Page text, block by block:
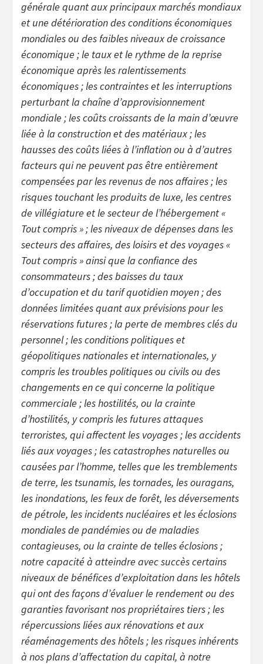
générale quant aux principaux marchés mondiaux
et une détérioration des conditions économiques
mondiales ou des faibles niveaux de croissance
économique ; le taux et le rythme de la reprise
économique après les ralentissements
économiques ; les contraintes et les interruptions
perturbant la chaîne d’approvisionnement
mondiale ; les coûts croissants de la main d’œuvre
liée à la construction et des matériaux ; les
hausses des coûts liées à l’inflation ou à d’autres
facteurs qui ne peuvent pas être entièrement
compensées par les revenus de nos affaires ; les
risques touchant les produits de luxe, les centres
de villégiature et le secteur de l’hébergement «
Tout compris » ; les niveaux de dépenses dans les
secteurs des affaires, des loisirs et des voyages «
Tout compris » ainsi que la confiance des
consommateurs ; des baisses du taux
d’occupation et du tarif quotidien moyen ; des
données limitées quant aux prévisions pour les
réservations futures ; la perte de membres clés du
personnel ; les conditions politiques et
géopolitiques nationales et internationales, y
compris les troubles politiques ou civils ou des
changements en ce qui concerne la politique
commerciale ; les hostilités, ou la crainte
d’hostilités, y compris les futures attaques
terroristes, qui affectent les voyages ; les accidents
liés aux voyages ; les catastrophes naturelles ou
causées par l’homme, telles que les tremblements
de terre, les tsunamis, les tornades, les ouragans,
les inondations, les feux de forêt, les déversements
de pétrole, les incidents nucléaires et les éclosions
mondiales de pandémies ou de maladies
contagieuses, ou la crainte de telles éclosions ;
notre capacité à atteindre avec succès certains
niveaux de bénéfices d’exploitation dans les hôtels
qui ont des façons d’évaluer le rendement ou des
garanties favorisant nos propriétaires tiers ; les
répercussions liées aux rénovations et aux
réaménagements des hôtels ; les risques inhérents
à nos plans d’affectation du capital, à notre